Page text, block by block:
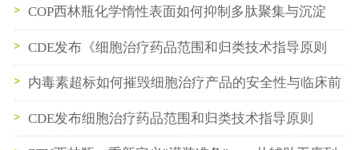
瓶数据如何支持BLA申报
COP西林瓶化学惰性表面如何抑制多肽聚集与沉淀
CDE发布《细胞治疗药品范围和归类技术指导原则
（2026年版）》
内毒素超标如何摧毁细胞治疗产品的安全性与临床前
景？
CDE发布细胞治疗药品范围和归类技术指导原则